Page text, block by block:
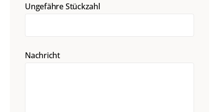
Ungefähre Stückzahl
Nachricht